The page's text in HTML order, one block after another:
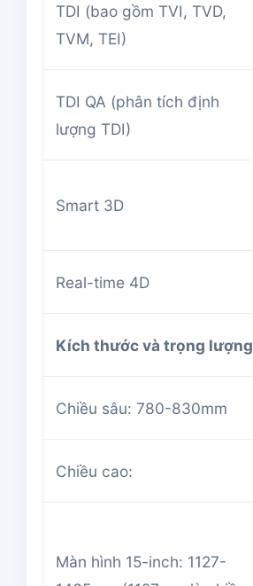
TDI (bao gồm TVI, TVD,
TVM, TEI)
TDI QA (phân tích định
lượng TDI)
Smart 3D
Real-time 4D
Kích thước và trọng lượng
Chiều sâu: 780-830mm
Chiều cao:
Màn hình 15-inch: 1127-